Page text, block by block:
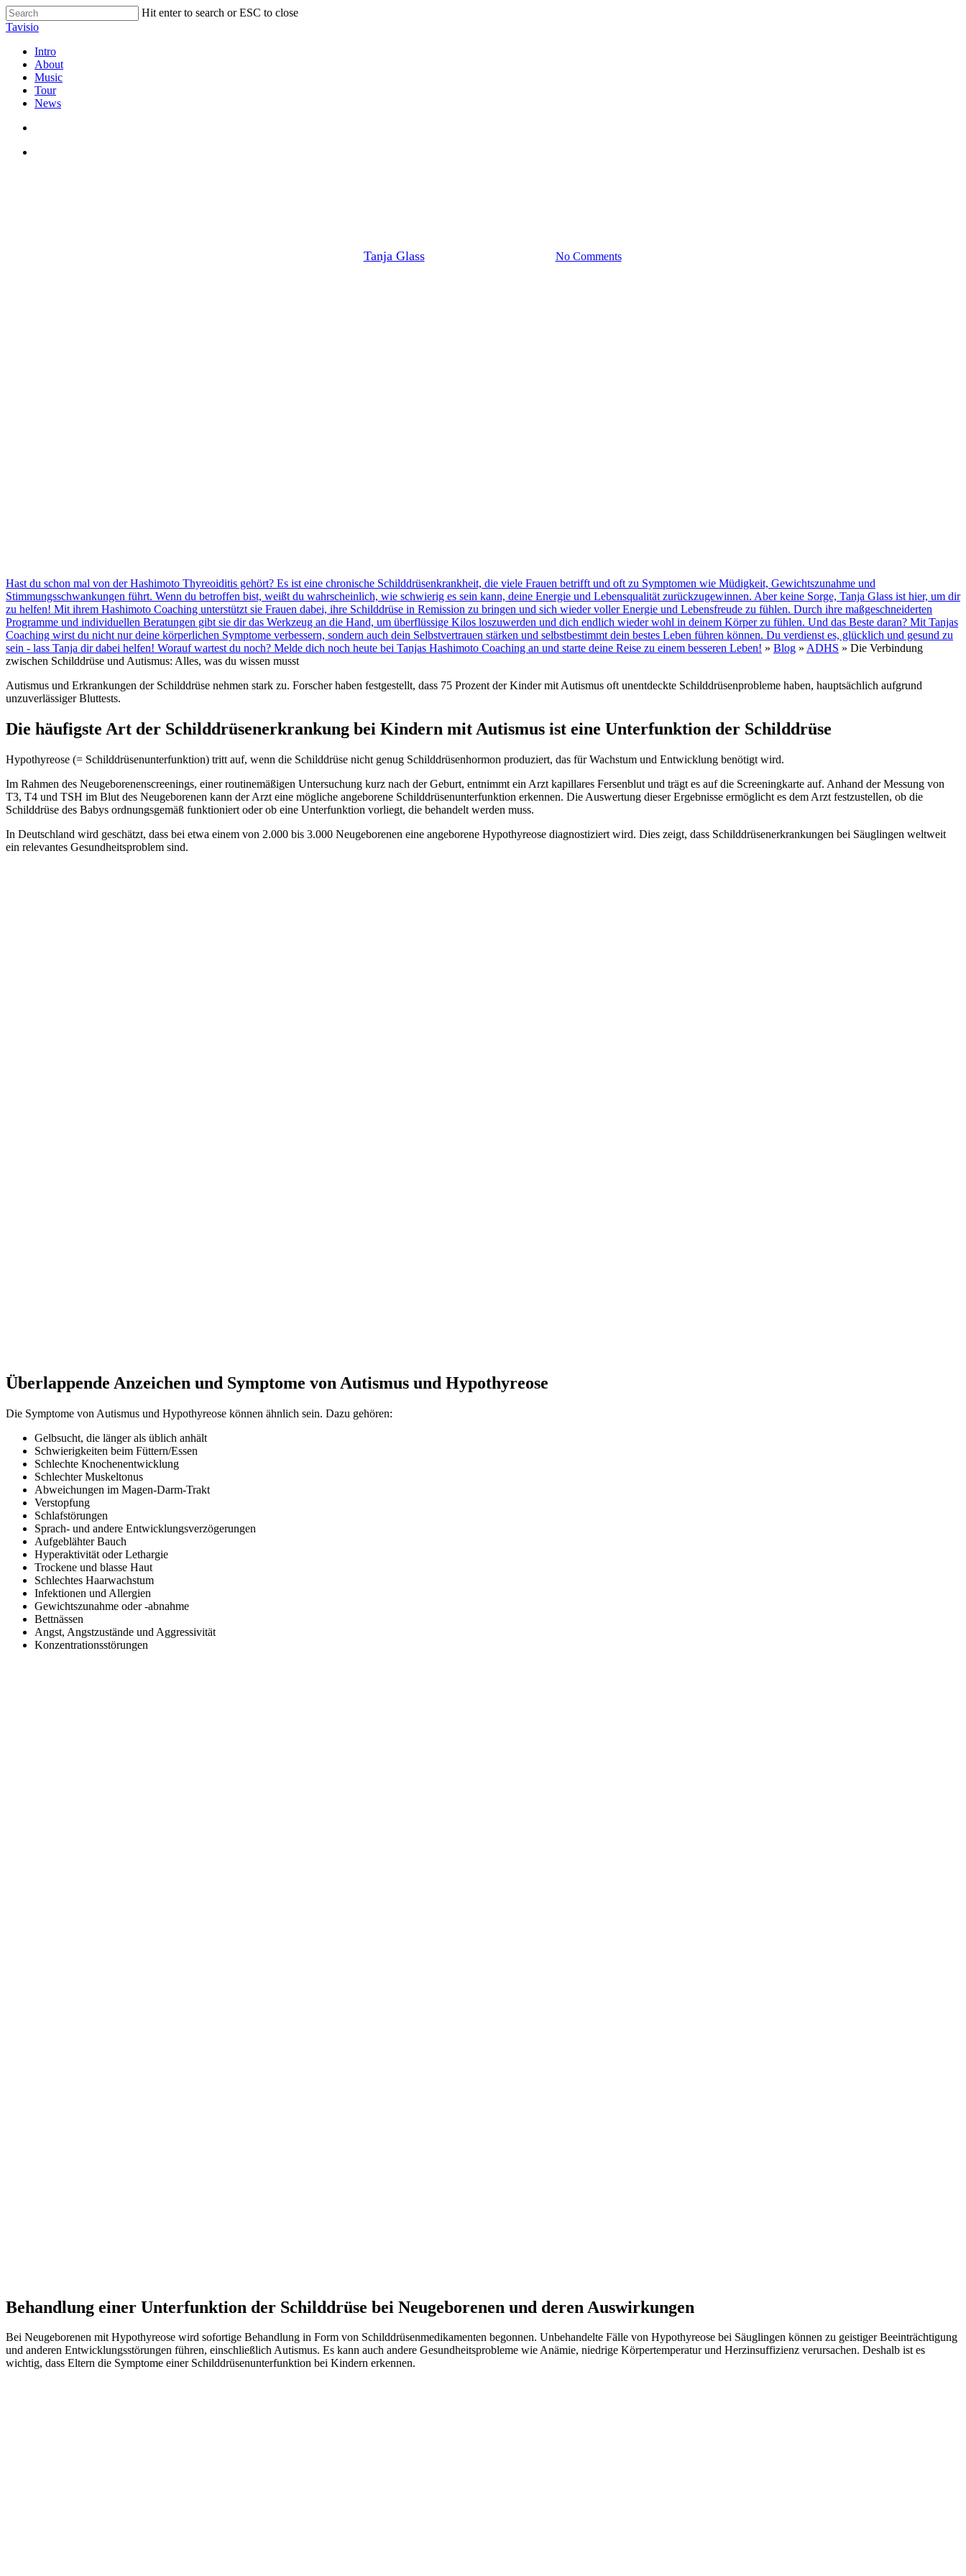
Skip
to
content
Hit enter to search or ESC to close
Close
Tavisio
search
Menu
Intro
About
Music
Tour
News
Tanja Glass1. März 2024 No Comments
Hast du schon mal von der Hashimoto Thyreoiditis gehört? Es ist eine chronische Schilddrüsenkrankheit, die viele Frauen betrifft und oft zu Symptomen wie Müdigkeit, Gewichtszunahme und
Stimmungsschwankungen führt. Wenn du betroffen bist, weißt du wahrscheinlich, wie schwierig es sein kann, deine Energie und Lebensqualität zurückzugewinnen. Aber keine Sorge, Tanja Glass ist hier, um dir
zu helfen! Mit ihrem Hashimoto Coaching unterstützt sie Frauen dabei, ihre Schilddrüse in Remission zu bringen und sich wieder voller Energie und Lebensfreude zu fühlen. Durch ihre maßgeschneiderten
Programme und individuellen Beratungen gibt sie dir das Werkzeug an die Hand, um überflüssige Kilos loszuwerden und dich endlich wieder wohl in deinem Körper zu fühlen. Und das Beste daran? Mit Tanjas
Coaching wirst du nicht nur deine körperlichen Symptome verbessern, sondern auch dein Selbstvertrauen stärken und selbstbestimmt dein bestes Leben führen können. Du verdienst es, glücklich und gesund zu
sein - lass Tanja dir dabei helfen! Worauf wartest du noch? Melde dich noch heute bei Tanjas Hashimoto Coaching an und starte deine Reise zu einem besseren Leben! » Blog » ADHS » Die Verbindung
zwischen Schilddrüse und Autismus: Alles, was du wissen musst
Autismus und Erkrankungen der Schilddrüse nehmen stark zu. Forscher haben festgestellt, dass 75 Prozent der Kinder mit Autismus oft unentdeckte Schilddrüsenprobleme haben, hauptsächlich aufgrund
unzuverlässiger Bluttests.
Die häufigste Art der Schilddrüsenerkrankung bei Kindern mit Autismus ist eine Unterfunktion der Schilddrüse
Hypothyreose (= Schilddrüsenunterfunktion) tritt auf, wenn die Schilddrüse nicht genug Schilddrüsenhormon produziert, das für Wachstum und Entwicklung benötigt wird.
Im Rahmen des Neugeborenenscreenings, einer routinemäßigen Untersuchung kurz nach der Geburt, entnimmt ein Arzt kapillares Fersenblut und trägt es auf die Screeningkarte auf. Anhand der Messung von
T3, T4 und TSH im Blut des Neugeborenen kann der Arzt eine mögliche angeborene Schilddrüsenunterfunktion erkennen. Die Auswertung dieser Ergebnisse ermöglicht es dem Arzt festzustellen, ob die
Schilddrüse des Babys ordnungsgemäß funktioniert oder ob eine Unterfunktion vorliegt, die behandelt werden muss.
In Deutschland wird geschätzt, dass bei etwa einem von 2.000 bis 3.000 Neugeborenen eine angeborene Hypothyreose diagnostiziert wird. Dies zeigt, dass Schilddrüsenerkrankungen bei Säuglingen weltweit
ein relevantes Gesundheitsproblem sind.
Überlappende Anzeichen und Symptome von Autismus und Hypothyreose
Die Symptome von Autismus und Hypothyreose können ähnlich sein. Dazu gehören:
Gelbsucht, die länger als üblich anhält
Schwierigkeiten beim Füttern/Essen
Schlechte Knochenentwicklung
Schlechter Muskeltonus
Abweichungen im Magen-Darm-Trakt
Verstopfung
Schlafstörungen
Sprach- und andere Entwicklungsverzögerungen
Aufgeblähter Bauch
Hyperaktivität oder Lethargie
Trockene und blasse Haut
Schlechtes Haarwachstum
Infektionen und Allergien
Gewichtszunahme oder -abnahme
Bettnässen
Angst, Angstzustände und Aggressivität
Konzentrationsstörungen
Behandlung einer Unterfunktion der Schilddrüse bei Neugeborenen und deren Auswirkungen
Bei Neugeborenen mit Hypothyreose wird sofortige Behandlung in Form von Schilddrüsenmedikamenten begonnen. Unbehandelte Fälle von Hypothyreose bei Säuglingen können zu geistiger Beeinträchtigung
und anderen Entwicklungsstörungen führen, einschließlich Autismus. Es kann auch andere Gesundheitsprobleme wie Anämie, niedrige Körpertemperatur und Herzinsuffizienz verursachen. Deshalb ist es
wichtig, dass Eltern die Symptome einer Schilddrüsenunterfunktion bei Kindern erkennen.